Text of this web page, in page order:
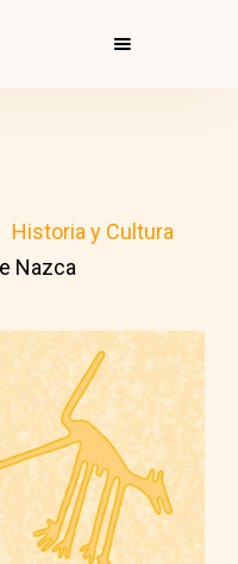
Historia y Cultura
Nazca